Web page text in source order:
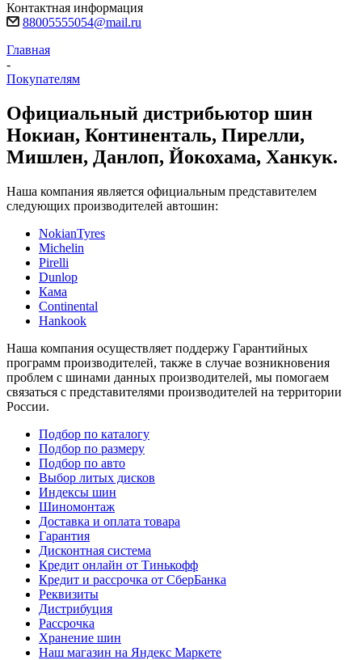
Контактная информация
88005555054@mail.ru
Главная
-
Покупателям
Официальный дистрибьютор шин
Нокиан, Континенталь, Пирелли,
Мишлен, Данлоп, Йокохама, Ханкук.
Наша компания является официальным представителем
следующих производителей автошин:
NokianTyres
Michelin
Pirelli
Dunlop
Кама
Continental
Hankook
Наша компания осуществляет поддержу Гарантийных
программ производителей, также в случае возникновения
проблем с шинами данных производителей, мы помогаем
связаться с представителями производителей на территории
России.
Подбор по каталогу
Подбор по размеру
Подбор по авто
Выбор литых дисков
Индексы шин
Шиномонтаж
Доставка и оплата товара
Гарантия
Дисконтная система
Кредит онлайн от Тинькофф
Кредит и рассрочка от СберБанка
Реквизиты
Дистрибуция
Рассрочка
Хранение шин
Наш магазин на Яндекс Маркете